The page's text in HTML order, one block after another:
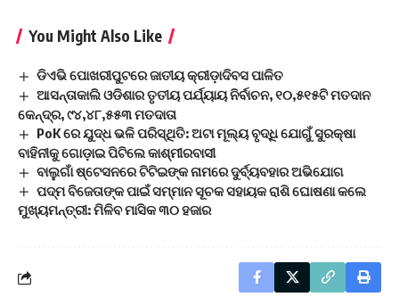
You Might Also Like
ଡିଏଭି ପୋଖରୀପୁଟରେ ଜାତୀୟ କ୍ରୀଡ଼ାଦିବସ ପାଳିତ
ଆସନ୍ତାକାଲି ଓଡିଶାର ତୃତୀୟ ପର୍ଯ୍ୟାୟ ନିର୍ବାଚନ, ୧୦,୫୧୫ଟି ମତଦାନ
କେନ୍ଦ୍ର, ୯୪,୪୮,୫୫୩ ମତଦାତା
PoK ରେ ଯୁଦ୍ଧ ଭଳି ପରିସ୍ଥିତି: ଅଟା ମୂଲ୍ୟ ବୃଦ୍ଧି ଯୋଗୁଁ ସୁରକ୍ଷା
ବାହିନୀକୁ ଗୋଡ଼ାଇ ପିଟିଲେ କାଶ୍ମୀରବାସୀ
ବାଲୁଗାଁ ଷ୍ଟେସନରେ ଟିଟିଇଙ୍କ ନାମରେ ଦୁର୍ବ୍ୟବହାର ଅଭିଯୋଗ
ପଦ୍ମ ବିଜେତାଙ୍କ ପାଇଁ ସମ୍ମାନ ସୂଚକ ସହାୟକ ରାଶି ଘୋଷଣା କଲେ
ମୁଖ୍ୟମନ୍ତ୍ରୀ: ମିଳିବ ମାସିକ ୩୦ ହଜାର